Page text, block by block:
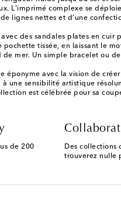
L'imprimé complexe se
lignes nettes et d'une
des sandales plates en
pochette tissée, en laissant le
mer. Un simple bracelet ou
éponyme avec la vision de
à une sensibilité artistique
est célébrée pour sa
de 200
Des collections
trouverez nulle